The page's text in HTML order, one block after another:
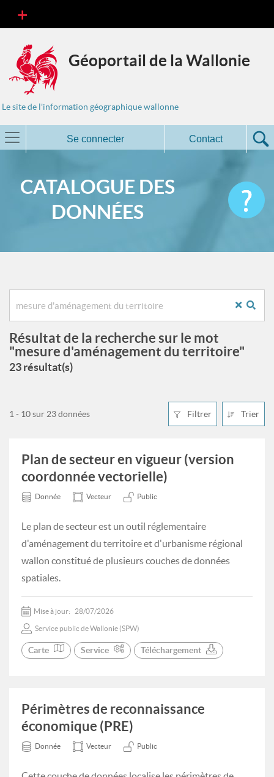
Géoportail de la Wallonie
Le site de l'information géographique wallonne
Se connecter Contact
CATALOGUE DES
DONNÉES
Résultat de la recherche sur le mot
"mesure d'aménagement du territoire"
23 résultat(s)
Filtrer Trier
1 - 10 sur 23 données
Plan de secteur en vigueur (version
coordonnée vectorielle)
Donnée Vecteur Public
Le plan de secteur est un outil réglementaire
d'aménagement du territoire et d'urbanisme régional
wallon constitué de plusieurs couches de données
spatiales.
Mise à jour: 28/07/2026
Service public de Wallonie (SPW)
Carte Service Téléchargement
Périmètres de reconnaissance
économique (PRE)
Donnée Vecteur Public